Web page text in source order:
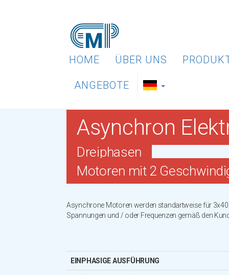
HOME ÜBER UNS
ANGEBOTE
Asynchron
Dreiphasen
Motoren mit 2
Asynchrone Motoren werden standartweise für
Spannungen und / oder Frequenzen gemäß den
EINPHASIGE AUSFÜHRUNG